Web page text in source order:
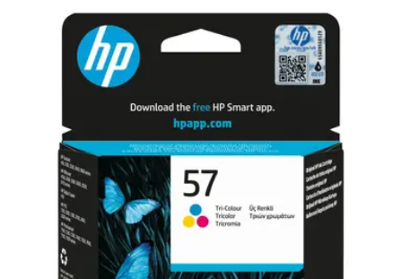
Fun Sur Smartphone
tutorial tendances Trucs et Astuces
Fun Sur Smartphone